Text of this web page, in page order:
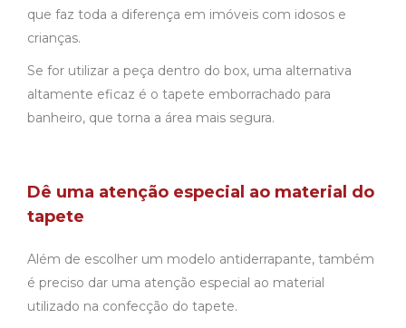
que faz toda a diferença em imóveis com idosos e
crianças.
Se for utilizar a peça dentro do box, uma alternativa
altamente eficaz é o tapete emborrachado para
banheiro, que torna a área mais segura.
Dê uma atenção especial ao material do
tapete
Além de escolher um modelo antiderrapante, também
é preciso dar uma atenção especial ao material
utilizado na confecção do tapete.